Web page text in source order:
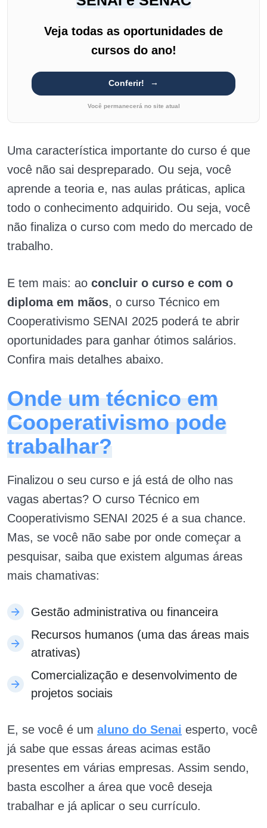
Veja todas as oportunidades de
cursos do ano!
Conferir!
Você permanecerá no site atual
Uma característica importante do curso é que
você não sai despreparado. Ou seja, você
aprende a teoria e, nas aulas práticas, aplica
todo o conhecimento adquirido. Ou seja, você
não finaliza o curso com medo do mercado de
trabalho.
E tem mais: ao concluir o curso e com o
diploma em mãos, o curso Técnico em
Cooperativismo SENAI 2025 poderá te abrir
oportunidades para ganhar ótimos salários.
Confira mais detalhes abaixo.
Onde um técnico em
Cooperativismo pode
trabalhar?
Finalizou o seu curso e já está de olho nas
vagas abertas? O curso Técnico em
Cooperativismo SENAI 2025 é a sua chance.
Mas, se você não sabe por onde começar a
pesquisar, saiba que existem algumas áreas
mais chamativas:
Gestão administrativa ou financeira
Recursos humanos (uma das áreas mais
atrativas)
Comercialização e desenvolvimento de
projetos sociais
E, se você é um aluno do Senai esperto, você
já sabe que essas áreas acimas estão
presentes em várias empresas. Assim sendo,
basta escolher a área que você deseja
trabalhar e já aplicar o seu currículo.